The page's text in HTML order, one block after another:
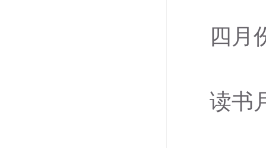
四月
读书